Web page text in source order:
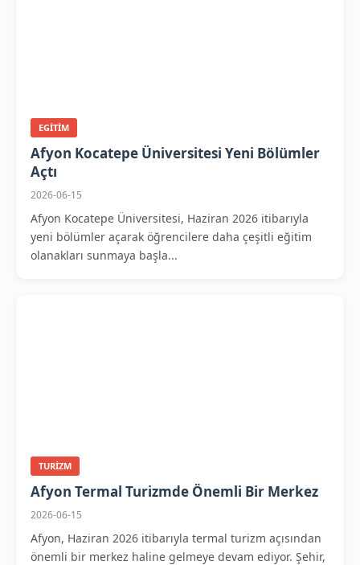
EGITIM
Afyon Kocatepe Üniversitesi Yeni Bölümler
Açtı
2026-06-15
Afyon Kocatepe Üniversitesi, Haziran 2026 itibarıyla
yeni bölümler açarak öğrencilere daha çeşitli eğitim
olanakları sunmaya başla...
TURIZM
Afyon Termal Turizmde Önemli Bir Merkez
2026-06-15
Afyon, Haziran 2026 itibarıyla termal turizm açısından
önemli bir merkez haline gelmeye devam ediyor. Şehir,